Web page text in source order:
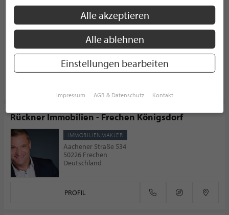
Rückner Immobilien - Düsseldorf Königsallee
IMMOBILIENMAKLER
Königsallee 27
40211 Düsseldorf
Deutschland
Rückner Immobilien - Frechen Königsdorf
IMMOBILIENMAKLER
Aachener Straße 534
50226 Frechen
Deutschland
PROFIL
Alle akzeptieren
Alle ablehnen
Einstellungen bearbeiten
Impressum AGB & Datenschutz Kontakt